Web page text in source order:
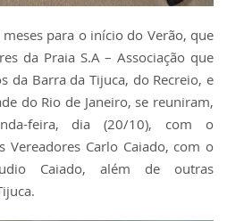
para o início do Verão, que
da Praia S.A – Associação que
da Barra da Tijuca, do Recreio, e
do Rio de Janeiro, se reuniram,
feira, dia (20/10), com o
Vereadores Carlo Caiado, com o
Caiado, além de outras